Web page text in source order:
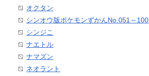
オクタン
シンオウ版ポケモンずかんNo.051～100
シンジこ
ナエトル
ナマズン
ネオラント